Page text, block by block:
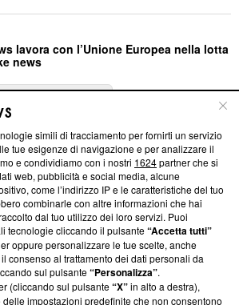
lavora con l’Unione Europea nella lotta
news
informazioni trasparenti su Blasting
editoriali e su come ci impegniamo a
Inoltre, afferma la nostra aderenza a
with Integrity’Blasting News non è
ma ha richiesto di farne
ha ancora effettuato una verifica di
simili di tracciamento per fornirti un servizio
tue esigenze di navigazione e per analizzare il
e condividiamo con i nostri 1624partner che si
web, pubblicità e social media, alcune
come l’indirizzo IP e le caratteristiche del tuo
combinarle con altre informazioni che hai
dal tuo utilizzo dei loro servizi. Puoi
tecnologie cliccando il pulsante“Accetta tutti”
oppure personalizzare le tue scelte, anche
consenso al trattamento dei dati personali da
sul pulsante“Personalizza”.
(cliccando sul pulsante“X”in alto a destra),
impostazioni predefinite che non consentono